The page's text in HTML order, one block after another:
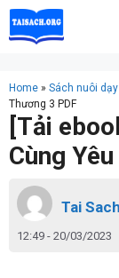
Skip
to
Home » Sách nuôi
Thương 3 PDF
[Tải
Cùng
Tai Sach
12:49 - 20/03/2023